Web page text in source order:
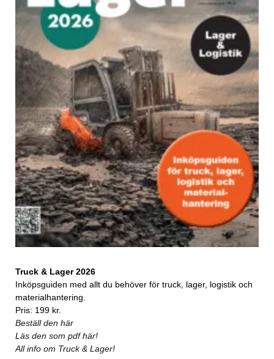
Truck & Lager 2026
Inköpsguiden med allt du behöver för truck, lager, logistik och
materialhantering.
Pris: 199 kr.
Beställ den här
Läs den som pdf här!
All info om Truck & Lager!